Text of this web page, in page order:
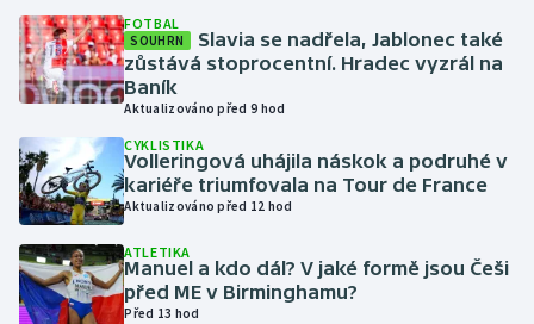
Krasobruslení
Lezení
Moderní pětiboj
Motorsport
Olympijské hry
FOTBAL
SOUHRN
Slavia se nadřela, Jablonec také
zůstává stoprocentní. Hradec vyzrál na
Baník
Aktualizováno před 9 hod
CYKLISTIKA
Volleringová uhájila náskok a podruhé v
kariéře triumfovala na Tour de France
Aktualizováno před 12 hod
ATLETIKA
Manuel a kdo dál? V jaké formě jsou Češi
před ME v Birminghamu?
Před 13 hod